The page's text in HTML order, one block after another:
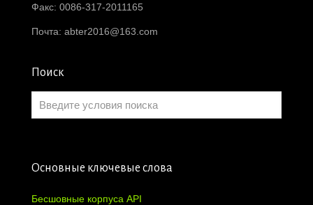
Факс: 0086-317-2011165
Почта: abter2016@163.com
Поиск
Основные ключевые слова
Бесшовные корпуса API